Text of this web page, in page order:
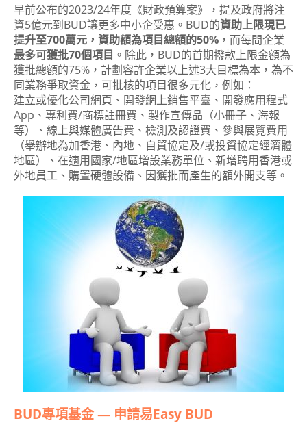
早前公布的2023/24年度《財政預算案》，提及政府將注
資5億元到BUD讓更多中小企受惠。BUD的資助上限現已
提升至700萬元，資助額為項目總額的50% ，而每間企業
最多可獲批70個項目 。除此，BUD的首期撥款上限金額為
獲批總額的75%，計劃容許企業以上述3大目標為本，為不
同業務爭取資金，可批核的項目很多元化，例如：
建立或優化公司網頁、開發網上銷售平臺、開發應用程式
App、專利費/商標註冊費、製作宣傳品（小冊子、海報
等）、線上與媒體廣告費、檢測及認證費、參與展覽費用
（舉辦地為加香港、內地、自貿協定及/或投資協定經濟體
地區）、在適用國家/地區增設業務單位、新增聘用香港或
外地員工、購置硬體設備、因獲批而產生的額外開支等。
BUD專項基金 — 申請易Easy BUD